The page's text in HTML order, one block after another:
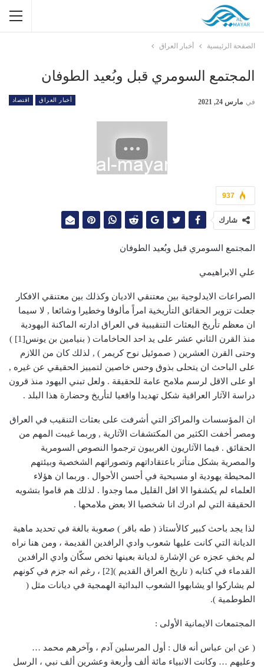
الصفحة الرئيسية أخبار العراق
المجتمع السومري قبل وبُعيد الطوفان
أخبار العراق اقتصاد في مارس 24, 2021
937
شارك
المجتمع السومري قبل وبُعيد الطوفان
علي الابراهيمي
الصراعات الايدلوجية بين معتنقي الاديان وكذلك بين معتنقي الافكار
جعلت تزوير الحقائق التأريخية امراً مألوفا وخطيرا وشائعا , لا سيما
ان معظم تأريخ البعثات التنقيبية في العراق ادارته الماكنة اليهودية
منذ القرن الثاني عشر على يد احد الحاخامات ( بنيامين بن يونس[1] )
وحتى القرن العشرين ( صموئيل نوح كريمر ) , لذلك كان من اللازم
على الباحث ان يتحلى بذوق وحس خاصين لتمييز الحقيقي عن غيره ,
او على الاقل لرسم ملامح عامة للحقيقة . ولعل تبني اليهود منذ قرون
دراسة الآثار العراقية شكل تهديدا واقعيا لتأريخ وحضارة هذا البلد .
ان المؤسسات والمراكز التي أشرفت على بعثات التنقيب في العراق
ومصر أخفت الكثير من المكتشفات الآثارية , وربما غيبت المهم من
الحقائق . فيما الآثاريون الغربيون ترجموا النصوص السومرية
والمصرية بشكل متأثر باعتقاداتهم وتصوراتهم الشخصية وبيئتهم
المحيطة يهودية او مسيحية في أحسن الأحوال . وربما ان هؤلاء
العلماء لم يكشفوا الا اقل القليل مما وجدوا . لذلك هم قاموا بتشويه
الحقيقة التي لم ادرك انا شخصيا الا بعض ملامحها .
لذا يجد باحث كبير كالأستاذ ( طه باقر ) صعوبة بالغة في تحديد ماهية
الديانة التي كانت عليها شعوب وادي الرافدين القديمة ، ومن هنا نراه
لم يخفِ عجزه عن الإشارة لديانة بعينها تخص سكّان وادي الرافدين
القدماء في كتابه ( تاريخ العراق القديم )[2] ، رغم انه جزم في كونهم
لم يشاركوا او يشابهوا الشعوب البدائية الهمجية في ديانات مثل (
الطوطمية ).
المجتمعات الايمانية الأولى :
( عن ابن عباس أنه قال : أول المرسلين آدم ، وآخرهم محمد …
وعليهم … وكانت الانبياء مائة ألف وأربعة وعشرين ألف نبي ، الرسل